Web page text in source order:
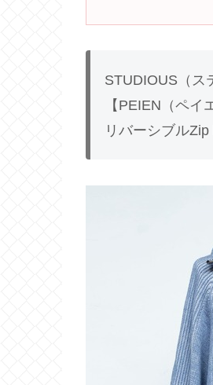
STUDIOUS（ス
【PEIEN（ペイ
リバーシブル